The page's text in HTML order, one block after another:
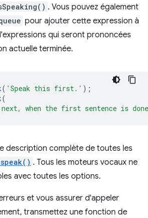
. Vous pouvez également
pour ajouter cette expression à
qui seront prononcées
actuelle terminée.
( 'Speak this first.' );
(
when the first sentence is
description complète de toutes les
. Tous les moteurs vocaux ne
avec toutes les options.
et vous assurer d'appeler
transmettez une fonction de